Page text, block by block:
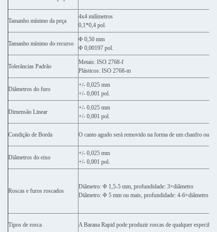
Tamanho mínimo da peça
4x4 milímetros
0,1*0,4 pol.
Tamanho mínimo do recurso
Φ 0,50 mm
Φ 0,00197 pol.
Tolerâncias Padrão
Metais: ISO 2768-f
Plásticos: ISO 2768-m
Diâmetros do furo
+/- 0,025 mm
+/- 0,001 pol.
Dimensão Linear
+/- 0,025 mm
+/- 0,001 pol.
Condição de Borda O canto agudo será removido na forma de um chanfro ou
Diâmetros do eixo
+/- 0,025 mm
+/- 0,001 pol.
Roscas e furos roscados
Diâmetro: Φ 1,5-5 mm, profundidade: 3×diâmetro
Diâmetro: Φ 5 mm ou mais, profundidade: 4-6×diâmetro
Tipos de rosca A Barana Rapid pode produzir roscas de qualquer